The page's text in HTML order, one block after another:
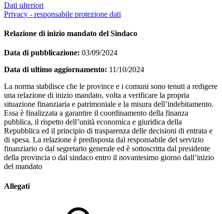
Dati ulteriori
Privacy - responsabile protezione dati
Relazione di inizio mandato del Sindaco
Data di pubblicazione: 03/09/2024
Data di ultimo aggiornamento: 11/10/2024
La norma stabilisce che le province e i comuni sono tenuti a redigere
una relazione di inizio mandato, volta a verificare la propria
situazione finanziaria e patrimoniale e la misura dell’indebitamento.
Essa è finalizzata a garantire il coordinamento della finanza
pubblica, il rispetto dell’unità economica e giuridica della
Repubblica ed il principio di trasparenza delle decisioni di entrata e
di spesa. La relazione è predisposta dal responsabile del servizio
finanziario o dal segretario generale ed è sottoscritta dal presidente
della provincia o dal sindaco entro il novantesimo giorno dall’inizio
del mandato
Allegati